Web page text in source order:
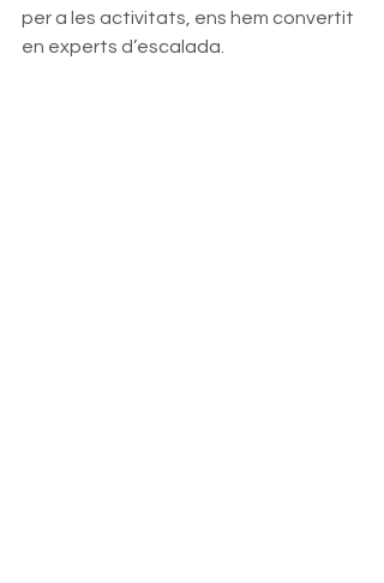
per a les activitats, ens hem convertit
en experts d’escalada.